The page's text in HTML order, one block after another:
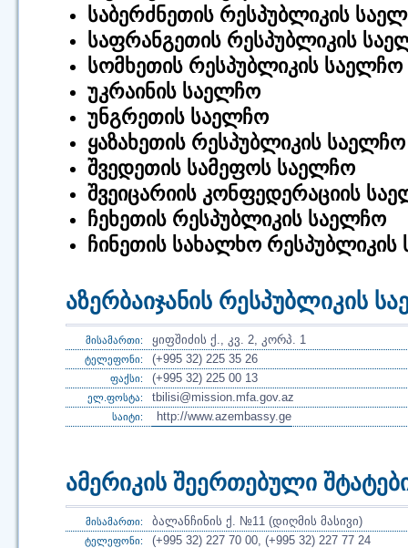
საბერძნეთის რესპუბლიკის
საფრანგეთის რესპუბლიკის
სომხეთის რესპუბლიკის საელჩო
უკრაინის საელჩო
უნგრეთის საელჩო
ყაზახეთის რესპუბლიკის საელჩო
შვედეთის სამეფოს საელჩო
შვეიცარიის კონფედერაციის
ჩეხეთის რესპუბლიკის საელჩო
ჩინეთის სახალხო
აზერბაიჯანის რესპუბლიკის
მისამართი: ყიფშიძის ქ., კვ. 2, კორპ. 1
ტელეფონი: (+995 32) 225 35 26
ფაქსი: (+995 32) 225 00 13
ელ.ფოსტა: tbilisi@mission.mfa.gov.az
საიტი: http://www.azembassy.ge
ამერიკის შეერთებული
მისამართი: ბალანჩინის ქ. №11 (დიღმის მასივი)
ტელეფონი: (+995 32) 227 70 00, (+995 32) 227 77 24